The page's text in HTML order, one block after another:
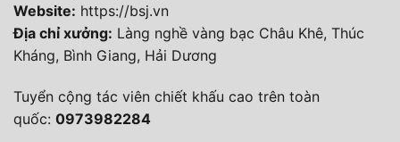
Website: https://bsj.vn
Địa chỉ xưởng: Làng nghề vàng bạc Châu Khê, Thúc
Kháng, Bình Giang, Hải Dương
Tuyển cộng tác viên chiết khấu cao trên toàn
quốc: 0973982284